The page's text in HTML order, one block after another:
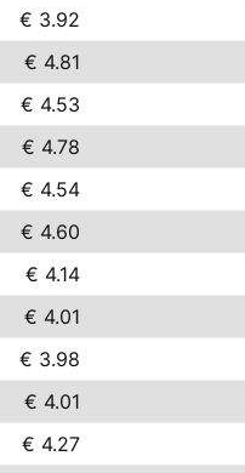
€ 3.92
€ 4.81
€ 4.53
€ 4.78
€ 4.54
€ 4.60
€ 4.14
€ 4.01
€ 3.98
€ 4.01
€ 4.27